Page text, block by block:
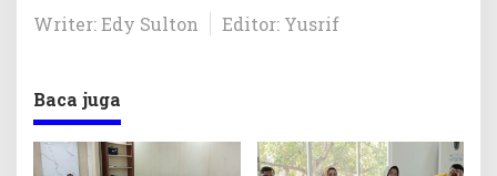
Writer: Edy Sulton
Editor: Yusrif
Baca juga